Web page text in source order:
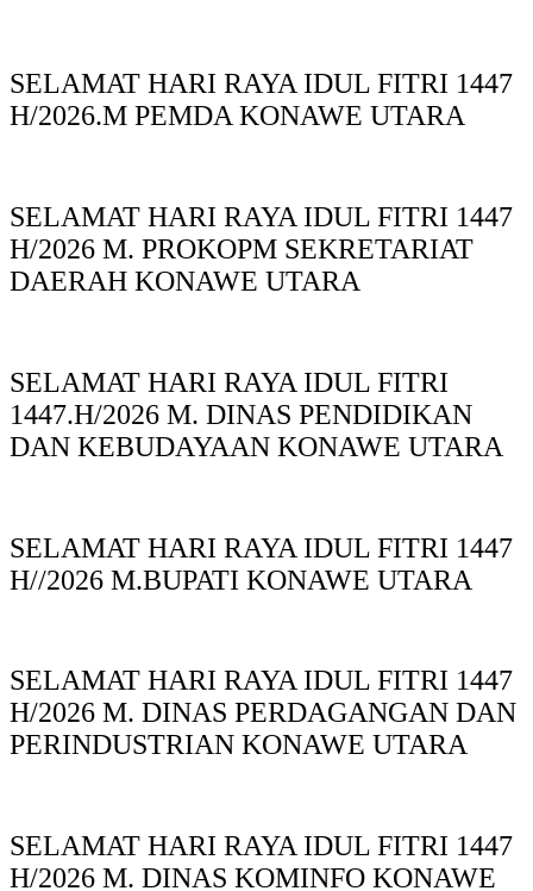
SELAMAT HARI RAYA IDUL FITRI 1447
H/2026.M PEMDA KONAWE UTARA
SELAMAT HARI RAYA IDUL FITRI 1447
H/2026 M. PROKOPM SEKRETARIAT
DAERAH KONAWE UTARA
SELAMAT HARI RAYA IDUL FITRI
1447.H/2026 M. DINAS PENDIDIKAN
DAN KEBUDAYAAN KONAWE UTARA
SELAMAT HARI RAYA IDUL FITRI 1447
H//2026 M.BUPATI KONAWE UTARA
SELAMAT HARI RAYA IDUL FITRI 1447
H/2026 M. DINAS PERDAGANGAN DAN
PERINDUSTRIAN KONAWE UTARA
SELAMAT HARI RAYA IDUL FITRI 1447
H/2026 M. DINAS KOMINFO KONAWE